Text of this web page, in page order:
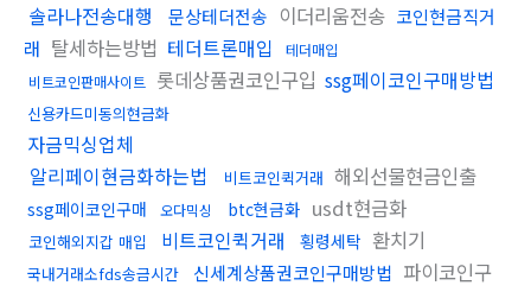
솔라나전송대행
문상테더전송 이더리움전송 코인현금직거
래 탈세하는방법 테더트론매입
테더매입
비트코인판매사이트
롯데상품권코인구입 ssg페이코인구매방법
신용카드미동의현금화
자금믹싱업체
알리페이현금화하는법
비트코인퀵거래 해외선물현금인출
ssg페이코인구매 오다믹싱 btc현금화 usdt현금화
코인해외지갑 매입 비트코인퀵거래 횡령세탁 환치기
국내거래소fds송금시간 신세계상품권코인구매방법 파이코인구